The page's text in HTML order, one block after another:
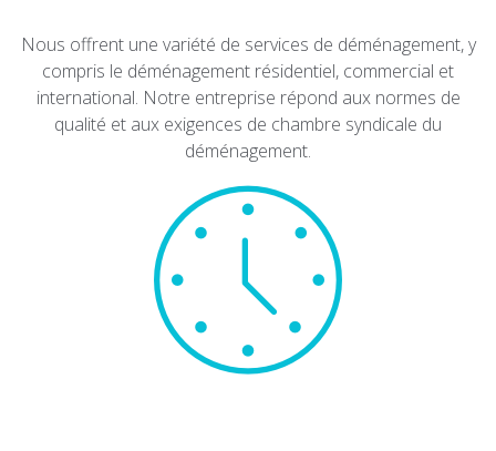
Nous offrent une variété de services de déménagement, y
compris le déménagement résidentiel, commercial et
international. Notre entreprise répond aux normes de
qualité et aux exigences de chambre syndicale du
déménagement.